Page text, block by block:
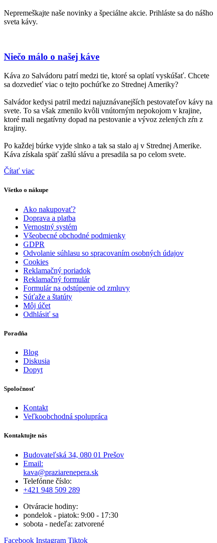
Nepremeškajte naše novinky a špeciálne akcie. Prihláste sa do nášho
sveta kávy.
Niečo málo o našej káve
Káva zo Salvádoru patrí medzi tie, ktoré sa oplatí vyskúšať. Chcete
sa dozvedieť viac o tejto pochúťke zo Strednej Ameriky?
Salvádor kedysi patril medzi najuznávanejších pestovateľov kávy na
svete. To sa však zmenilo kvôli vnútorným nepokojom v krajine,
ktoré mali negatívny dopad na pestovanie a vývoz zelených zŕn z
krajiny.
Po každej búrke vyjde slnko a tak sa stalo aj v Strednej Amerike.
Káva získala späť zašlú slávu a presadila sa po celom svete.
Čítať viac
Všetko o nákupe
Ako nakupovať?
Doprava a platba
Vernostný systém
Všeobecné obchodné podmienky
GDPR
Odvolanie súhlasu so spracovaním osobných údajov
Cookies
Reklamačný poriadok
Reklamačný formulár
Formulár na odstúpenie od zmluvy
Súťaže a štatúty
Môj účet
Odhlásiť sa
Poradňa
Blog
Diskusia
Dopyt
Spoločnosť
Kontakt
Veľkoobchodná spolupráca
Kontaktujte nás
Budovateľská 34, 080 01 Prešov
Email:
kava@praziarenepera.sk
Telefónne číslo:
+421 948 509 289
Otváracie hodiny:
pondelok - piatok: 9:00 - 17:30
sobota - nedeľa: zatvorené
Facebook Instagram Tiktok